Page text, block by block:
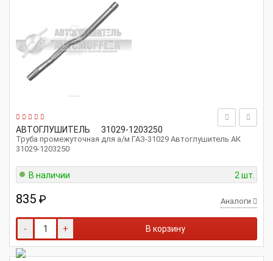
АВТОГЛУШИТЕЛЬ 31029-1203250
Труба промежуточная для а/м ГАЗ-31029 Автоглушитель АК
31029-1203250
В наличии 2 шт.
835 ₽ Аналоги
- + В корзину